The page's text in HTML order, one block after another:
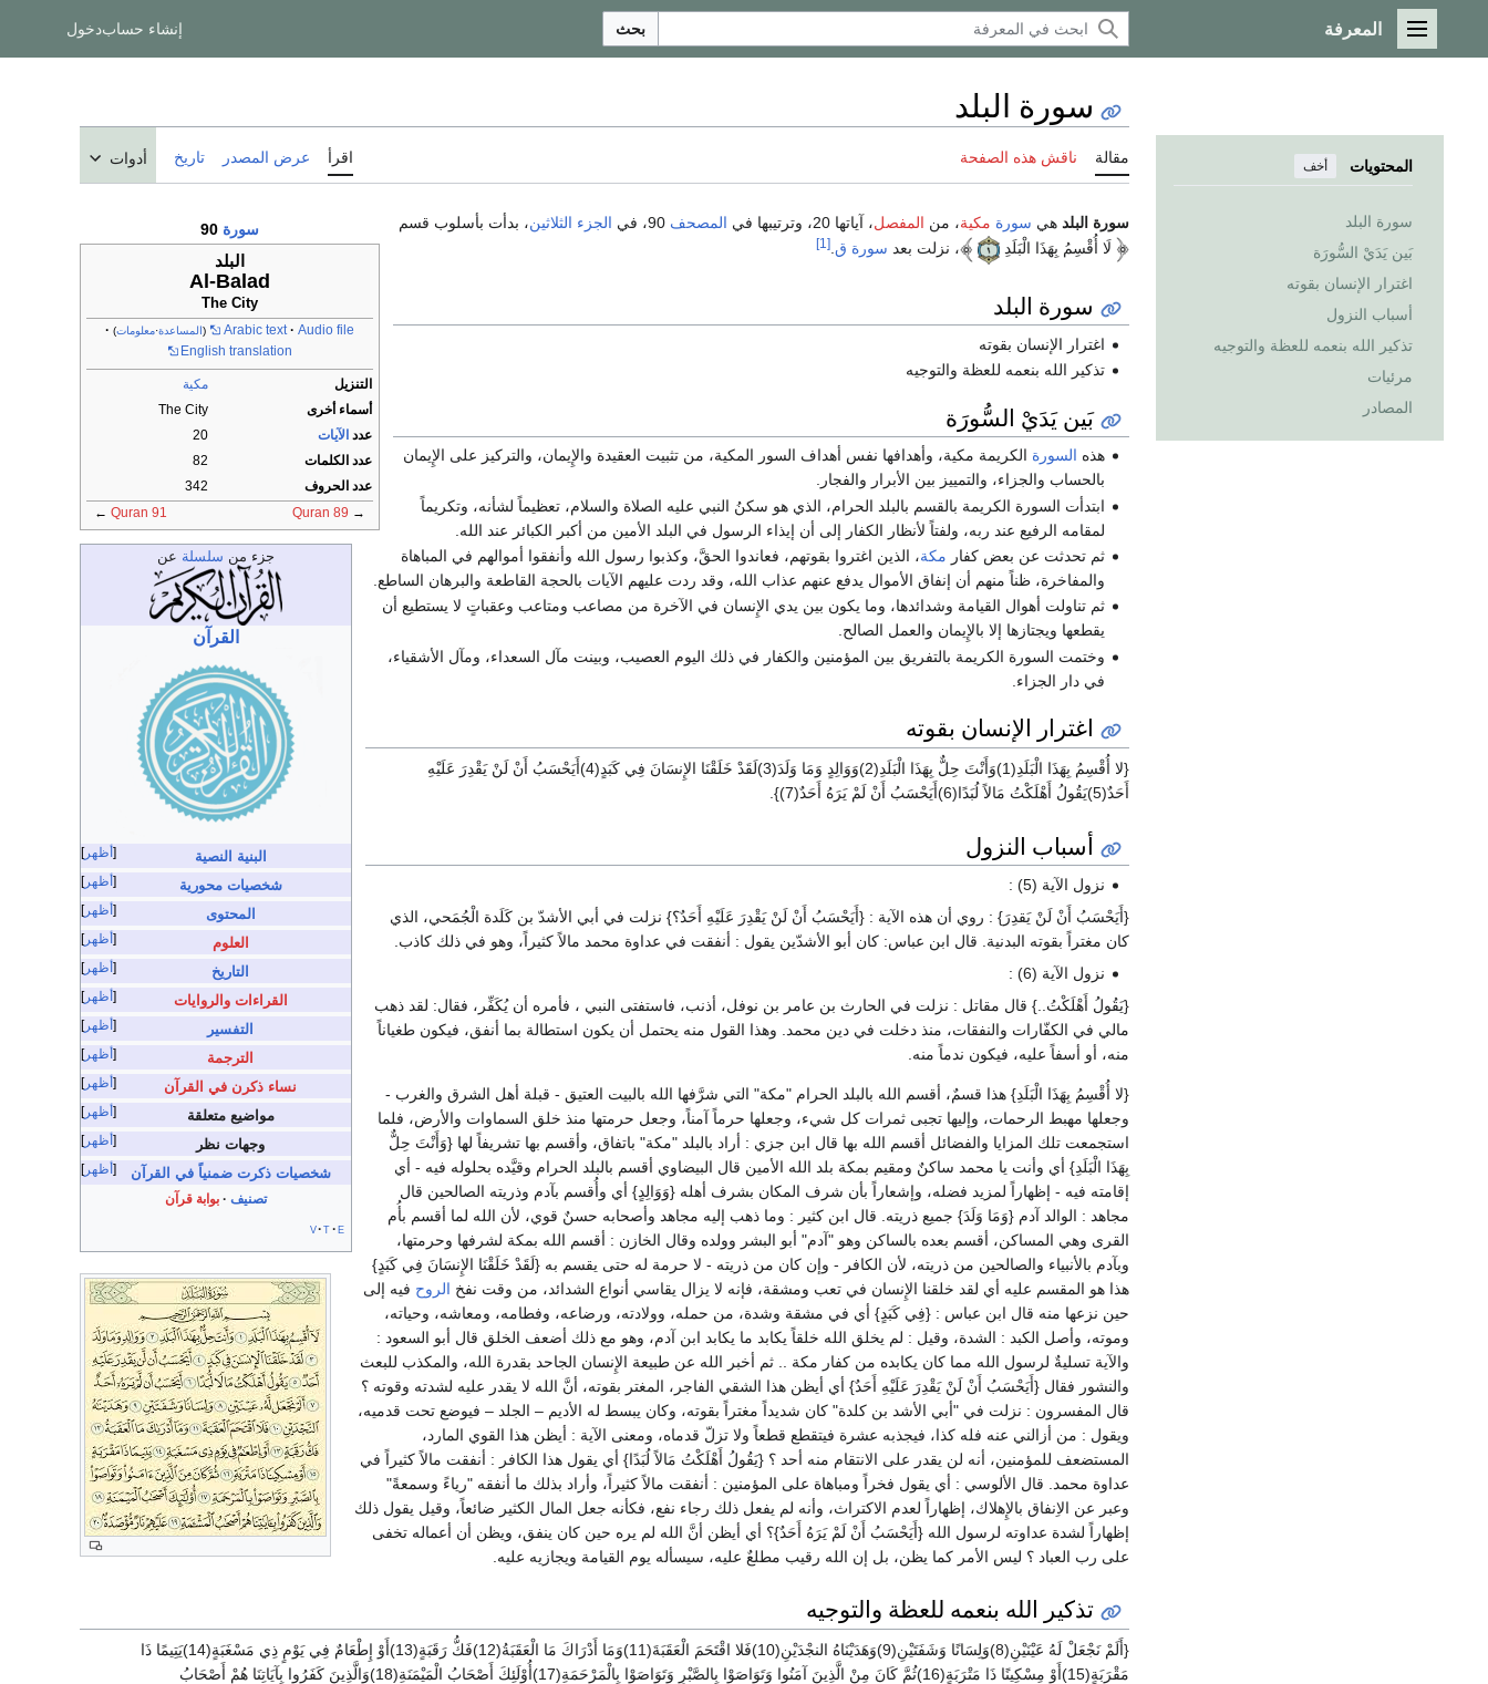
القائمة الرئيسية
المعرفة بحث إنشاء حسابدخول
المحتويات أخف
سورة البلد
بَين يَدَيْ السُّورَة
اغترار الإنسان بقوته
أسباب النزول
تذكير الله بنعمه للعظة والتوجيه
مرئيات
المصادر
سورة البلد
مقالة ناقش هذه الصفحة اقرأ عرض المصدر تاريخ أدوات
سورة
البلد
Al-Balad
The City
Arabic text Audio file
(المساعدة·معلومات)
English translation
التنزيل
مكية
أسماء أخرى
The City
عدد الآيات
20
عدد الكلمات
82
عدد الحروف
342
→
Quran 89
Quran 91
←
جزء من سلسلة عن
القرآن
أظهر البنية النصية
أظهر شخصيات محورية
أظهر المحتوى
أظهر العلوم
أظهر التاريخ
أظهر القراءات والروايات
أظهر التفسير
أظهر الترجمة
أظهر نساء ذكرن في القرآن
أظهر مواضيع متعلقة
أظهر وجهات نظر
أظهر شخصيات ذكرت ضمنياً في القرآن
تصنيف
بوابة قرآن
v t e
سورة البلد هي سورة مكية، من المفصل، آياتها 20، وترتيبها في المصحف الجزء الثلاثين، بدأت بأسلوب قسم
لَا أُقْسِمُ بِهَذَا الْبَلَدِ
، نزلت بعد سورة ق.
[1]
سورة البلد
اغترار الإنسان بقوته
تذكير الله بنعمه للعظة والتوجيه
بَين يَدَيْ السُّورَة
هذه السورة الكريمة مكية، وأهدافها نفس أهداف السور المكية، من تثبيت العقيدة والإِيمان، والتركيز على الإِيمان
بالحساب والجزاء، والتمييز بين الأبرار والفجار.
ابتدأت السورة الكريمة بالقسم بالبلد الحرام، الذي هو سكنُ النبي عليه الصلاة والسلام، تعظيماً لشأنه، وتكريماً
لمقامه الرفيع عند ربه، ولفتاً لأنظار الكفار إلى أن إيذاء الرسول في البلد الأمين من أكبر الكبائر عند الله.
ثم تحدثت عن بعض كفار مكة، الذين اغتروا بقوتهم، فعاندوا الحقَّ، وكذبوا رسول الله وأنفقوا أموالهم في المباهاة
والمفاخرة، ظناً منهم أن إنفاق الأموال يدفع عنهم عذاب الله، وقد ردت عليهم الآيات بالحجة القاطعة والبرهان الساطع.
ثم تناولت أهوال القيامة وشدائدها، وما يكون بين يدي الإِنسان في الآخرة من مصاعب ومتاعب وعقباتٍ لا يستطيع أن
يقطعها ويجتازها إلا بالإِيمان والعمل الصالح.
وختمت السورة الكريمة بالتفريق بين المؤمنين والكفار في ذلك اليوم العصيب، وبينت مآل السعداء، ومآل الأشقياء،
في دار الجزاء.
اغترار الإنسان بقوته
{لا أُقْسِمُ بِهَذَا الْبَلَدِ(1)وَأَنْتَ حِلٌّ بِهَذَا الْبَلَدِ(2)وَوَالِدٍ وَمَا وَلَدَ(3)لَقَدْ خَلَقْنَا الإِنسَانَ فِي كَبَدٍ(4)أَيَحْسَبُ أَنْ لَنْ يَقْدِرَ عَلَيْهِ
أَحَدٌ(5)يَقُولُ أَهْلَكْتُ مَالاً لُبَدًا(6)أَيَحْسَبُ أَنْ لَمْ يَرَهُ أَحَدٌ(7)}.
أسباب النزول
نزول الآية (5) :
{أَيَحْسَبُ أَنْ لَنْ يَقدِرَ} : روي أن هذه الآية : {أَيَحْسَبُ أَنْ لَنْ يَقْدِرَ عَلَيْهِ أَحَدٌ؟} نزلت في أبي الأشدّ بن كَلَدة الْجُمَحي، الذي
كان مغتراً بقوته البدنية. قال ابن عباس: كان أبو الأشدّين يقول : أنفقت في عداوة محمد مالاً كثيراً، وهو في ذلك كاذب.
نزول الآية (6) :
{يَقُولُ أَهْلَكْتُ..} قال مقاتل : نزلت في الحارث بن عامر بن نوفل، أذنب، فاستفتى النبي ، فأمره أن يُكَفِّر، فقال: لقد ذهب
مالي في الكفّارات والنفقات، منذ دخلت في دين محمد. وهذا القول منه يحتمل أن يكون استطالة بما أنفق، فيكون طغياناً
منه، أو أسفاً عليه، فيكون ندماً منه.
{لا أُقْسِمُ بِهَذَا الْبَلَدِ} هذا قسمٌ، أقسم الله بالبلد الحرام "مكة" التي شرَّفها الله بالبيت العتيق - قبلة أهل الشرق والغرب -
وجعلها مهبط الرحمات، وإليها تجبى ثمرات كل شيء، وجعلها حرماً آمناً، وجعل حرمتها منذ خلق السماوات والأرض، فلما
استجمعت تلك المزايا والفضائل أقسم الله بها قال ابن جزي : أراد بالبلد "مكة" باتفاق، وأقسم بها تشريفاً لها {وَأَنْتَ حِلٌّ
بِهَذَا الْبَلَدِ} أي وأنت يا محمد ساكنٌ ومقيم بمكة بلد الله الأمين قال البيضاوي أقسم بالبلد الحرام وقيَّده بحلوله فيه - أي
إقامته فيه - إظهاراً لمزيد فضله، وإشعاراً بأن شرف المكان بشرف أهله {وَوَالِدٍ} أي وأُقسم بآدم وذريته الصالحين قال
مجاهد : الوالد آدم {وَمَا وَلَدَ} جميع ذريته. قال ابن كثير : وما ذهب إليه مجاهد وأصحابه حسنٌ قوي، لأن الله لما أقسم بأُم
القرى وهي المساكن، أقسم بعده بالساكن وهو "آدم" أبو البشر وولده وقال الخازن : أقسم الله بمكة لشرفها وحرمتها،
وبآدم بالأنبياء والصالحين من ذريته، لأن الكافر - وإن كان من ذريته - لا حرمة له حتى يقسم به {لَقَدْ خَلَقْنَا الإِنسَانَ فِي كَبَدٍ}
هذا هو المقسم عليه أي لقد خلقنا الإِنسان في تعب ومشقة، فإنه لا يزال يقاسي أنواع الشدائد، من وقت نفخ الروح فيه إلى
حين نزعها منه قال ابن عباس : {فِي كَبَدٍ} أي في مشقة وشدة، من حمله، وولادته، ورضاعه، وفطامه، ومعاشه، وحياته،
وموته، وأصل الكبد : الشدة، وقيل : لم يخلق الله خلقاً يكابد ما يكابد ابن آدم، وهو مع ذلك أضعف الخلق قال أبو السعود :
والآية تسليةٌ لرسول الله مما كان يكابده من كفار مكة .. ثم أخبر الله عن طبيعة الإِنسان الجاحد بقدرة الله، والمكذب للبعث
والنشور فقال {أَيَحْسَبُ أَنْ لَنْ يَقْدِرَ عَلَيْهِ أَحَدٌ} أي أيظن هذا الشقي الفاجر، المغتر بقوته، أنَّ الله لا يقدر عليه لشدته وقوته ؟
قال المفسرون : نزلت في "أبي الأشد بن كلدة" كان شديداً مغتراً بقوته، وكان يبسط له الأديم – الجلد – فيوضع تحت قدميه،
ويقول : من أزالني عنه فله كذا، فيجذبه عشرة فيتقطع قطعاً ولا تزلّ قدماه، ومعنى الآية : أيظن هذا القوي المارد،
المستضعف للمؤمنين، أنه لن يقدر على الانتقام منه أحد ؟ {يَقُولُ أَهْلَكْتُ مَالاً لُبَدًا} أي يقول هذا الكافر : أنفقت مالاً كثيراً في
عداوة محمد. قال الألوسي : أي يقول فخراً ومباهاة على المؤمنين : أنفقت مالاً كثيراً، وأراد بذلك ما أنفقه "رياءً وسمعةً"
وعبر عن الاِنفاق بالإِهلاك، إظهاراً لعدم الاكتراث، وأنه لم يفعل ذلك رجاء نفع، فكأنه جعل المال الكثير ضائعاً، وقيل يقول ذلك
إظهاراً لشدة عداوته لرسول الله {أَيَحْسَبُ أَنْ لَمْ يَرَهُ أَحَدٌ}؟ أي أيظن أنَّ الله لم يره حين كان ينفق، ويظن أن أعماله تخفى
على رب العباد ؟ ليس الأمر كما يظن، بل إن الله رقيب مطلعٌ عليه، سيسأله يوم القيامة ويجازيه عليه.
تذكير الله بنعمه للعظة والتوجيه
{أَلَمْ نَجْعَلْ لَهُ عَيْنَيْنِ(8)وَلِسَانًا وَشَفَتَيْنِ(9)وَهَدَيْنَاهُ النجْدَيْنِ(10)فَلا اقْتَحَمَ الْعَقَبَةَ(11)وَمَا أَدْرَاكَ مَا الْعَقَبَةُ(12)فَكُّ رَقَبَةٍ(13)أَوْ إِطْعَامٌ فِي يَوْمٍ ذِي مَسْغَبَةٍ(14)يَتِيمًا ذَا
مَقْرَبَةٍ(15)أَوْ مِسْكِينًا ذَا مَتْرَبَةٍ(16)ثُمَّ كَانَ مِنْ الَّذِينَ آمَنُوا وَتَوَاصَوْا بِالصَّبْرِ وَتَوَاصَوْا بِالْمَرْحَمَةِ(17)أُوْلَئِكَ أَصْحَابُ الْمَيْمَنَةِ(18)وَالَّذِينَ كَفَرُوا بِآيَاتِنَا هُمْ أَصْحَابُ